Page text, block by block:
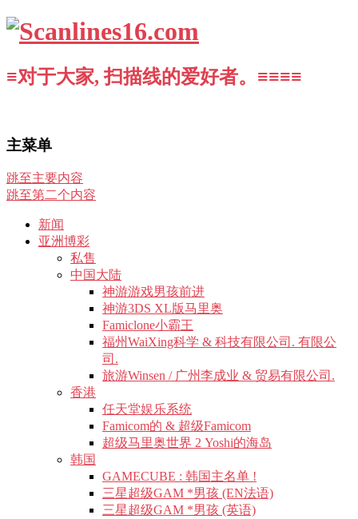
≡对于大家, 扫描线的爱好者。≡≡≡≡
主菜单
跳至主要内容
跳至第二个内容
新闻
亚洲博彩
私售
中国大陆
神游游戏男孩前进
神游3DS XL版马里奥
Famiclone小霸王
福州WaiXing科学 & 科技有限公司. 有限公
司.
旅游Winsen / 广州李成业 & 贸易有限公司.
香港
任天堂娱乐系统
Famicom的 & 超级Famicom
超级马里奥世界 2 Yoshi的海岛
韩国
GAMECUBE : 韩国主名单 !
三星超级GAM *男孩 (EN法语)
三星超级GAM *男孩 (英语)